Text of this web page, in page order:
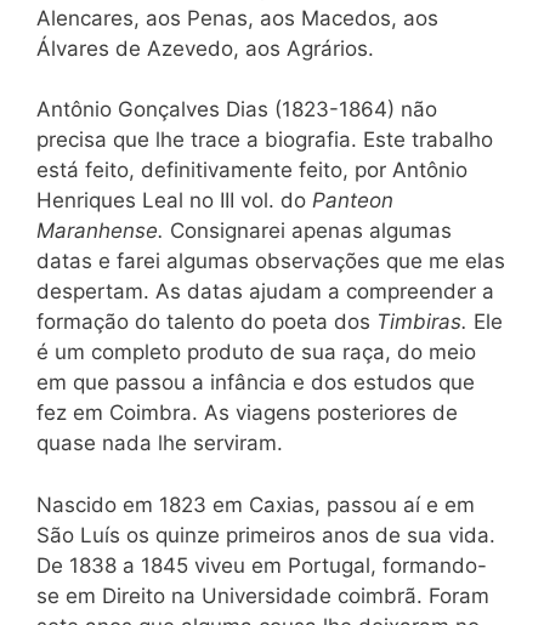
Alencares, aos Penas, aos Macedos, aos
Álvares de Azevedo, aos Agrários.
Antônio Gonçalves Dias (1823-1864) não
precisa que lhe trace a biografia. Este trabalho
está feito, definitivamente feito, por Antônio
Henriques Leal no III vol. do Panteon
Maranhense. Consignarei apenas algumas
datas e farei algumas observações que me elas
despertam. As datas ajudam a compreender a
formação do talento do poeta dos Timbiras. Ele
é um completo produto de sua raça, do meio
em que passou a infância e dos estudos que
fez em Coimbra. As viagens posteriores de
quase nada lhe serviram.
Nascido em 1823 em Caxias, passou aí e em
São Luís os quinze primeiros anos de sua vida.
De 1838 a 1845 viveu em Portugal, formando-
se em Direito na Universidade coimbrã. Foram